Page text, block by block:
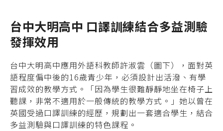
台中大明高中 口譯訓練結合多益測驗
發揮效用
台中大明高中應用外語科教師許淑雲（圖下），面對英
語程度偏中後的16歲青少年，必須設計出活潑、有學
習成效的教學方式。「因為學生很難靜靜地坐在椅子上
聽課，非常不適用於一般傳統的教學方式。」她以曾在
英國受過口譯訓練的經歷，規劃出一套適合學生，結合
多益測驗與口譯訓練的特色課程。